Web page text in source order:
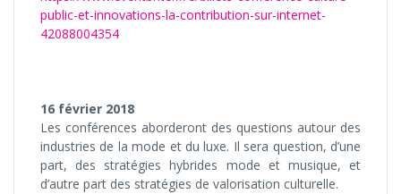
public-et-innovations-la-contribution-sur-internet-
42088004354
16 février 2018
Les conférences aborderont des questions autour des
industries de la mode et du luxe. Il sera question, d’une
part, des stratégies hybrides mode et musique, et
d’autre part des stratégies de valorisation culturelle.